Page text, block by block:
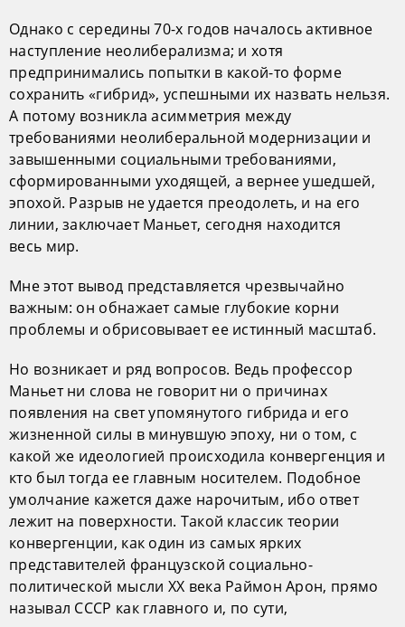
Однако с середины 70-х годов началось активное
наступление неолиберализма; и хотя
предпринимались попытки в какой-то форме
сохранить «гибрид», успешными их назвать нельзя.
А потому возникла асимметрия между
требованиями неолиберальной модернизации и
завышенными социальными требованиями,
сформированными уходящей, а вернее ушедшей,
эпохой. Разрыв не удается преодолеть, и на его
линии, заключает Маньет, сегодня находится
весь мир.
Мне этот вывод представляется чрезвычайно
важным: он обнажает самые глубокие корни
проблемы и обрисовывает ее истинный масштаб.
Но возникает и ряд вопросов. Ведь профессор
Маньет ни слова не говорит ни о причинах
появления на свет упомянутого гибрида и его
жизненной силы в минувшую эпоху, ни о том, с
какой же идеологией происходила конвергенция и
кто был тогда ее главным носителем. Подобное
умолчание кажется даже нарочитым, ибо ответ
лежит на поверхности. Такой классик теории
конвергенции, как один из самых ярких
представителей французской социально-
политической мысли XX века Раймон Арон, прямо
называл СССР как главного и, по сути,